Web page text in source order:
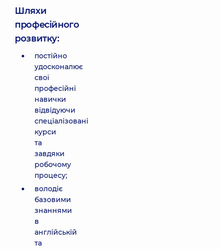
Шляхи
професійного
розвитку:
постійно
удосконалює
свої
професійні
навички
відвідуючи
спеціалізовані
курси
та
завдяки
робочому
процесу;
володіє
базовими
знаннями
в
англійській
та